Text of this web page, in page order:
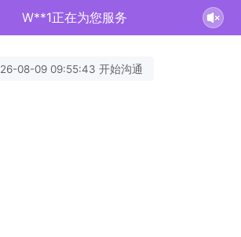
W**1正在为您服务
08-09 09:55:43 开始沟通